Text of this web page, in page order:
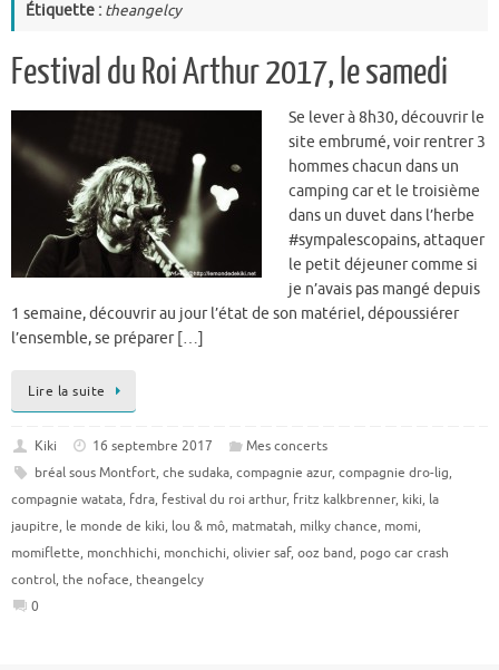
Étiquette : theangelcy
Festival du Roi Arthur 2017, le samedi
Se lever à 8h30, découvrir le
site embrumé, voir rentrer 3
hommes chacun dans un
camping car et le troisième
dans un duvet dans l’herbe
#sympalescopains, attaquer
le petit déjeuner comme si
je n’avais pas mangé depuis
1 semaine, découvrir au jour l’état de son matériel, dépoussiérer
l’ensemble, se préparer […]
Lire la suite
Kiki 16 septembre 2017
Mes concerts
bréal sous Montfort, che sudaka, compagnie azur, compagnie dro-lig,
compagnie watata, fdra, festival du roi arthur, fritz kalkbrenner, kiki, la
jaupitre, le monde de kiki, lou & mô, matmatah, milky chance, momi,
momiflette, monchhichi, monchichi, olivier saf, ooz band, pogo car crash
control, the noface, theangelcy
0